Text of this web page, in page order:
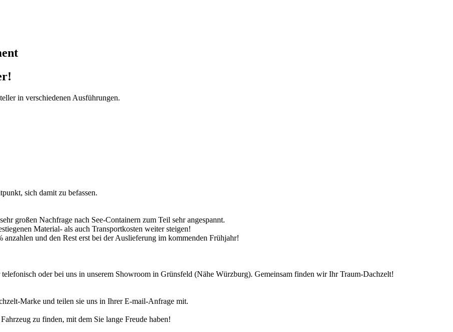
in verschiedenen Ausführungen.
sich damit zu befassen.
großen Nachfrage nach See-Containern zum Teil sehr angespannt.
Material- als auch Transportkosten weiter steigen!
und den Rest erst bei der Auslieferung im kommenden Frühjahr!
oder bei uns in unserem Showroom in Grünsfeld (Nähe Würzburg). Gemeinsam finden wir Ihr Traum-Dachzelt!
Marke und teilen sie uns in Ihrer E-mail-Anfrage mit.
zu finden, mit dem Sie lange Freude haben!